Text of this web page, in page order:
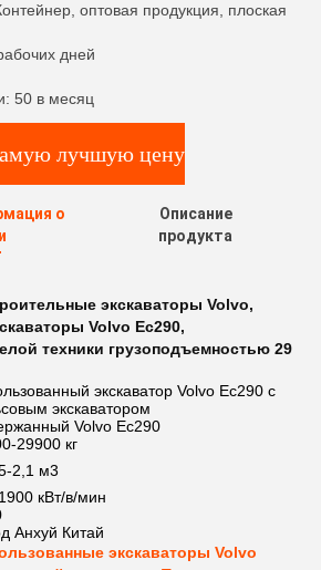
оптовая продукция, плоская
дней
50 в месяц
лучшую цену
о
Описание
продукта
экскаваторы Volvo,
Volvo Ec290,
техники грузоподъемностью 29
экскаватор Volvo Ec290 с
экскаватором
Volvo Ec290
29900 кг
2,1 м3
кВт/в/мин
Анхуй Китай
экскаваторы Volvo